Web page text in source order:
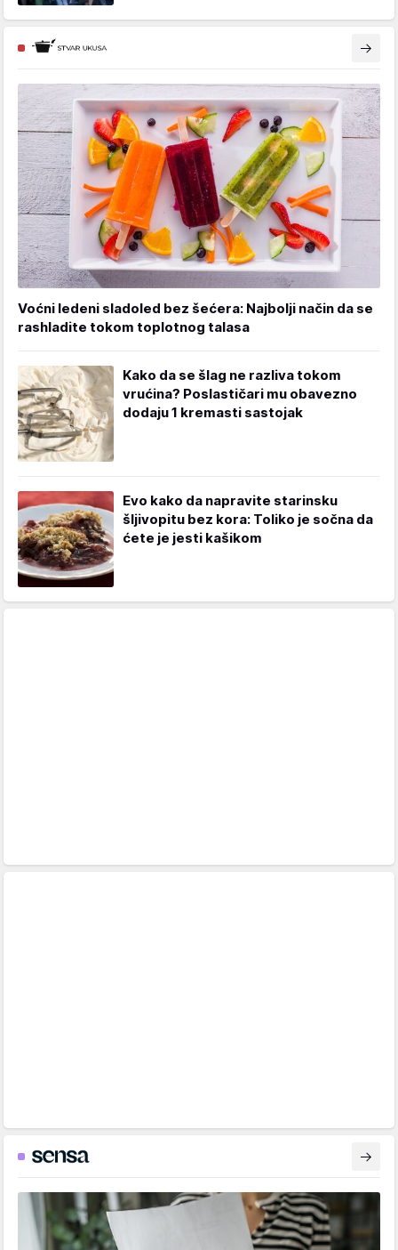
Voćni ledeni sladoled bez šećera: Najbolji način da se
rashladite tokom toplotnog talasa
Kako da se šlag ne razliva tokom
vrućina? Poslastičari mu obavezno
dodaju 1 kremasti sastojak
Evo kako da napravite starinsku
šljivopitu bez kora: Toliko je sočna da
ćete je jesti kašikom